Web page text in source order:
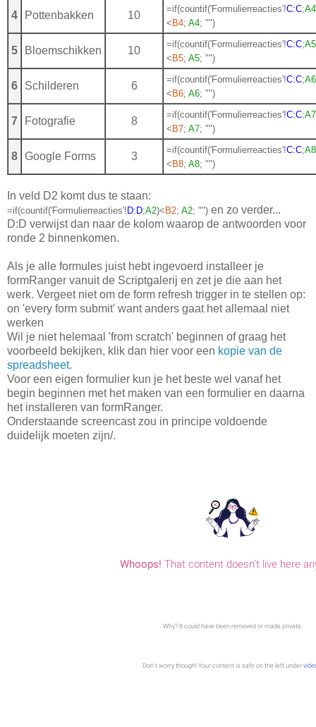
4 Pottenbakken 10
=if(countif('Formulierreacties'!C:C;A4
< B4; A4; "")
5 Bloemschikken 10
=if(countif('Formulierreacties'!C:C;A5
< B5; A5; "")
6 Schilderen 6
=if(countif('Formulierreacties'!C:C;A6
< B6; A6; "")
7 Fotografie 8
=if(countif('Formulierreacties'!C:C;A7
< B7; A7; "")
8 Google Forms 3
=if(countif('Formulierreacties'!C:C;A8
< B8; A8; "")
In veld D2 komt dus te staan:
=if(countif('Formulierreacties'! D:D;A2)< B2; A2; "") en zo verder...
D:D verwijst dan naar de kolom waarop de antwoorden voor
ronde 2 binnenkomen.
Als je alle formules juist hebt ingevoerd installeer je
formRanger vanuit de Scriptgalerij en zet je die aan het
werk. Vergeet niet om de form refresh trigger in te stellen op:
on 'every form submit' want anders gaat het allemaal niet
werken
Wil je niet helemaal 'from scratch' beginnen of graag het
voorbeeld bekijken, klik dan hier voor een kopie van de
spreadsheet.
Voor een eigen formulier kun je het beste wel vanaf het
begin beginnen met het maken van een formulier en daarna
het installeren van formRanger.
Onderstaande screencast zou in principe voldoende
duidelijk moeten zijn/.